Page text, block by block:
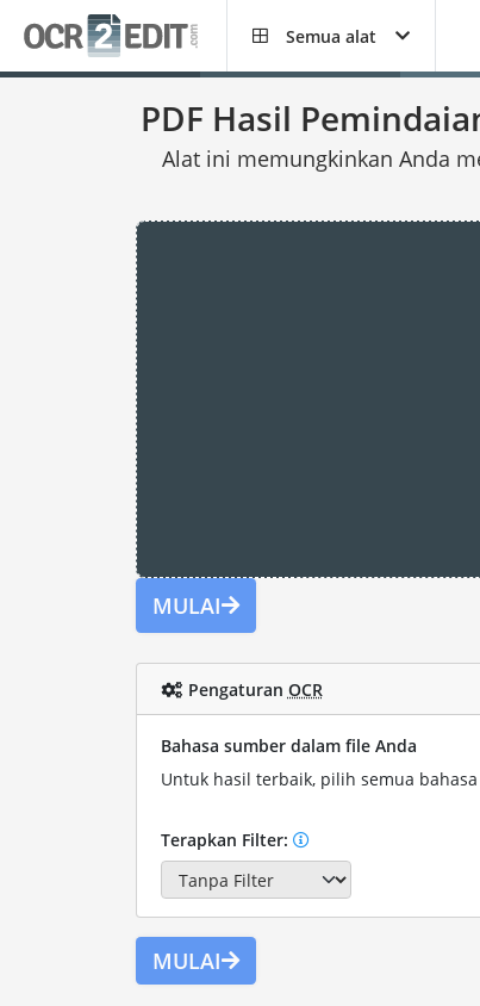
Semua alat
PDF Hasil
Alat ini memungkinkan Anda
MULAI
Pengaturan OCR
Bahasa sumber dalam file Anda
Untuk hasil terbaik, pilih semua
Terapkan Filter:
MULAI